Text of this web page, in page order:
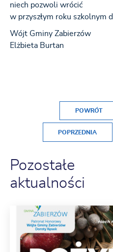
niech pozwoli wrócić
w przyszłym roku szkolnym
Wójt Gminy Zabierzów
Elżbieta Burtan
POWRÓT
POPRZEDNIA
Pozostałe
aktualności